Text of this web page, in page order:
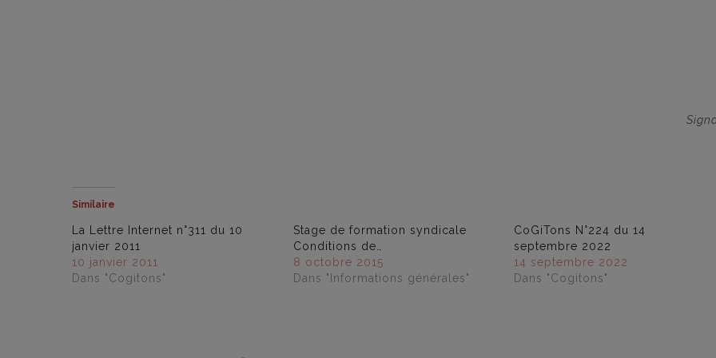
Similaire
La Lettre Internet n°311 du 10
janvier 2011
10 janvier 2011
Dans "Cogitons"
Stage de formation syndicale
Conditions de…
8 octobre 2015
Dans "Informations générales"
CoGiTons N°224 du 14
septembre 2022
14 septembre 2022
Dans "Cogitons"